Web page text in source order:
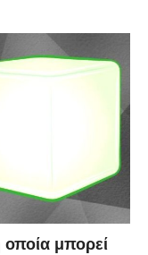
μπορεί